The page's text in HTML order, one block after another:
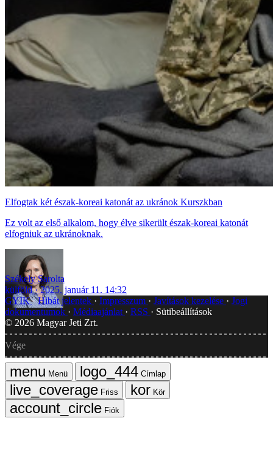
Elfogtak két észak-koreai katonát az ukránok Kurszkban
Ez volt az első alkalom, hogy élve sikerült észak-koreai katonát
elfogniuk az ukránoknak.
Székely Sarolta
külföld
2025. január 11. 14:32
GYIK Hibát jelentek Impresszum Javítások kezelése
Jogi
dokumentumok
Médiaajánlat RSS
Sütibeállítások
© 2026 Magyar Jeti Zrt.
Vége
Menü
Címlap
Friss
Kör
Fiók